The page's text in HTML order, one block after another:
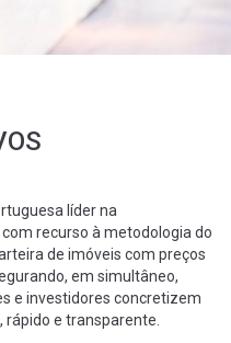
líder na
recurso à metodologia do
de imóveis com preços
em simultâneo,
e investidores concretizem
rápido e transparente.